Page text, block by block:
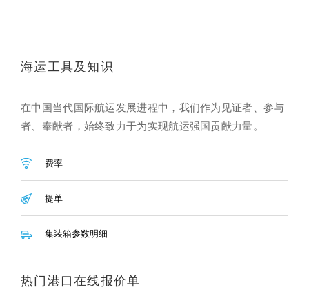
海运工具及知识
在中国当代国际航运发展进程中，我们作为见证者、参与
者、奉献者，始终致力于为实现航运强国贡献力量。
费率
提单
集装箱参数明细
热门港口在线报价单